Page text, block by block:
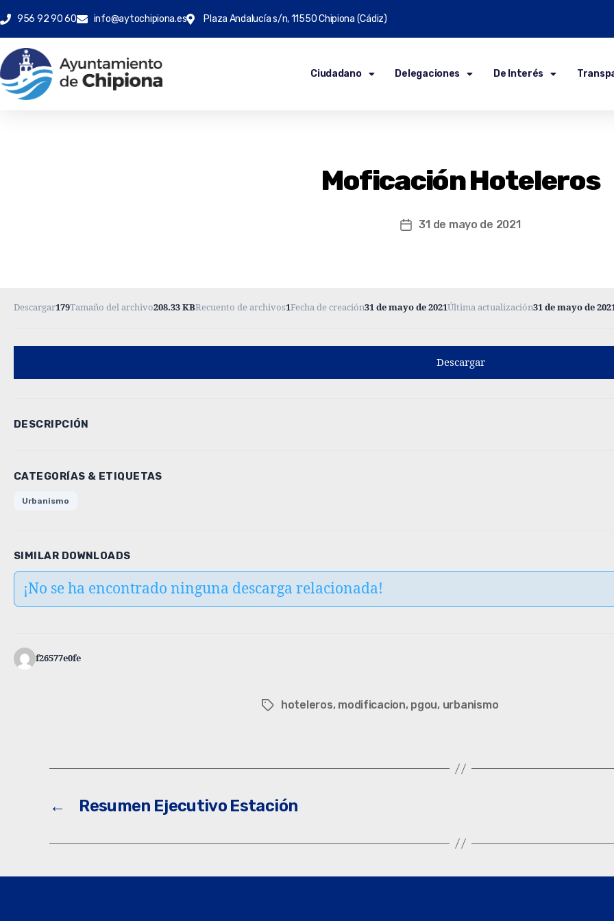
956 92 90 60 info@aytochipiona.es Plaza Andalucía s/n, 11550 Chipiona (Cádiz)
Ciudadano Delegaciones De Interés
Moficación Hoteleros
31 de mayo de 2021
Descargar179Tamaño del archivo208.33 KBRecuento de archivos1Fecha de creación31 de mayo de 2021Última actualización31 de mayo de
Descargar
DESCRIPCIÓN
CATEGORÍAS & ETIQUETAS
Urbanismo
SIMILAR DOWNLOADS
¡No se ha encontrado ninguna descarga relacionada!
f26577e0fe
hoteleros, modificacion, pgou, urbanismo
← Resumen Ejecutivo Estación